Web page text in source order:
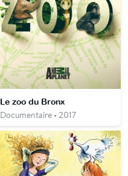
Le zoo du Bronx
Documentaire • 2017